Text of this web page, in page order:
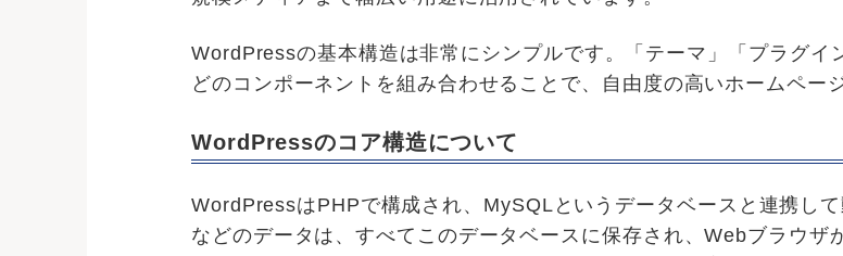
WordPressの基本構造は非常にシンプルです。「テーマ」「プラグイ
どのコンポーネントを組み合わせることで、自由度の高いホームペー
WordPressのコア構造について
WordPressはPHPで構成され、MySQLというデータベースと連携し
などのデータは、すべてこのデータベースに保存され、Webブラウ